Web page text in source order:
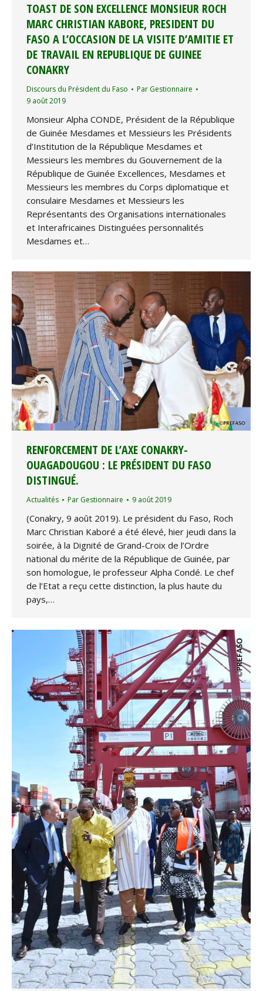
TOAST DE SON EXCELLENCE MONSIEUR ROCH
MARC CHRISTIAN KABORE, PRESIDENT DU
FASO A L’OCCASION DE LA VISITE D’AMITIE ET
DE TRAVAIL EN REPUBLIQUE DE GUINEE
CONAKRY
Discours du Président du Faso Par Gestionnaire
9 août 2019
Monsieur Alpha CONDE, Président de la République
de Guinée Mesdames et Messieurs les Présidents
d’Institution de la République Mesdames et
Messieurs les membres du Gouvernement de la
République de Guinée Excellences, Mesdames et
Messieurs les membres du Corps diplomatique et
consulaire Mesdames et Messieurs les
Représentants des Organisations internationales
et Interafricaines Distinguées personnalités
Mesdames et…
RENFORCEMENT DE L’AXE CONAKRY-
OUAGADOUGOU : LE PRÉSIDENT DU FASO
DISTINGUÉ.
Actualités Par Gestionnaire 9 août 2019
(Conakry, 9 août 2019). Le président du Faso, Roch
Marc Christian Kaboré a été élevé, hier jeudi dans la
soirée, à la Dignité de Grand-Croix de l’Ordre
national du mérite de la République de Guinée, par
son homologue, le professeur Alpha Condé. Le chef
de l’Etat a reçu cette distinction, la plus haute du
pays,…